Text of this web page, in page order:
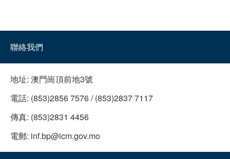
聯絡我們
地址: 澳門崗頂前地3號
電話: (853)2856 7576 / (853)2837 7117
傳真: (853)2831 4456
電郵: inf.bp@icm.gov.mo